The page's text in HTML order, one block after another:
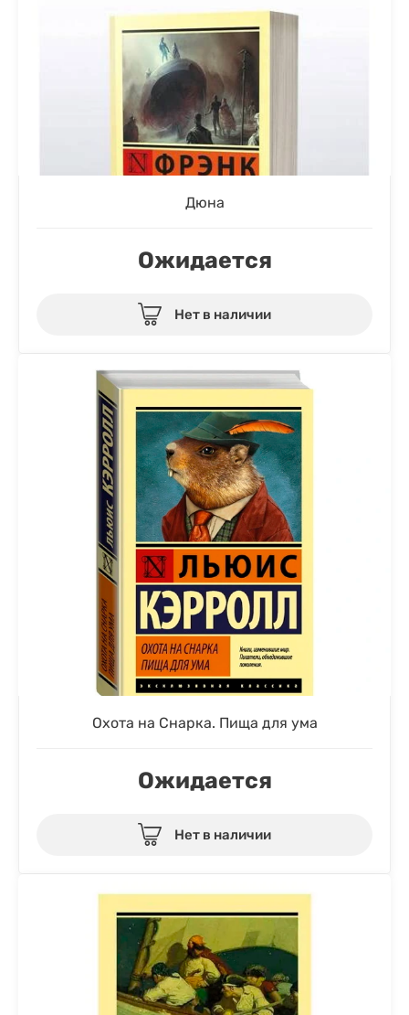
Дюна
Ожидается
Нет в наличии
Охота на Снарка. Пища для ума
Ожидается
Нет в наличии